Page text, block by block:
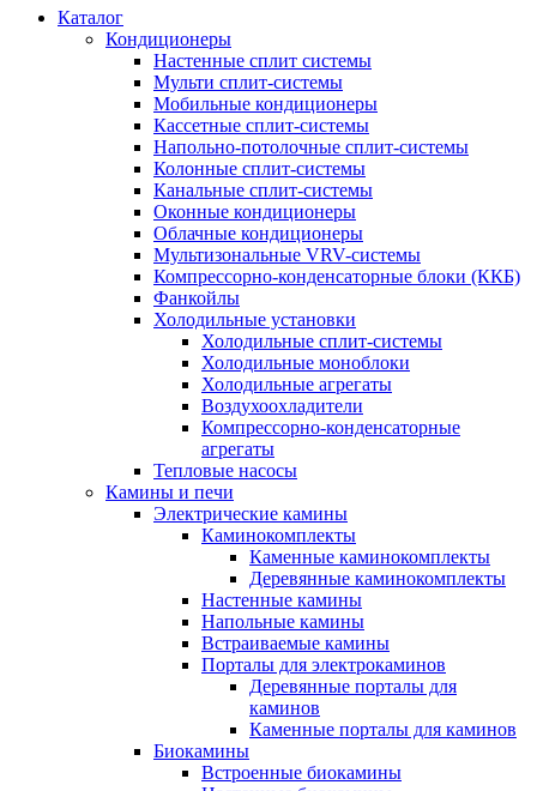
Каталог
Кондиционеры
Настенные сплит системы
Мульти сплит-системы
Мобильные кондиционеры
Кассетные сплит-системы
Напольно-потолочные сплит-системы
Колонные сплит-системы
Канальные сплит-системы
Оконные кондиционеры
Облачные кондиционеры
Мультизональные VRV-системы
Компрессорно-конденсаторные блоки (ККБ)
Фанкойлы
Холодильные установки
Холодильные сплит-системы
Холодильные моноблоки
Холодильные агрегаты
Воздухоохладители
Компрессорно-конденсаторные
агрегаты
Тепловые насосы
Камины и печи
Электрические камины
Каминокомплекты
Каменные каминокомплекты
Деревянные каминокомплекты
Настенные камины
Напольные камины
Встраиваемые камины
Порталы для электрокаминов
Деревянные порталы для
каминов
Каменные порталы для каминов
Биокамины
Встроенные биокамины